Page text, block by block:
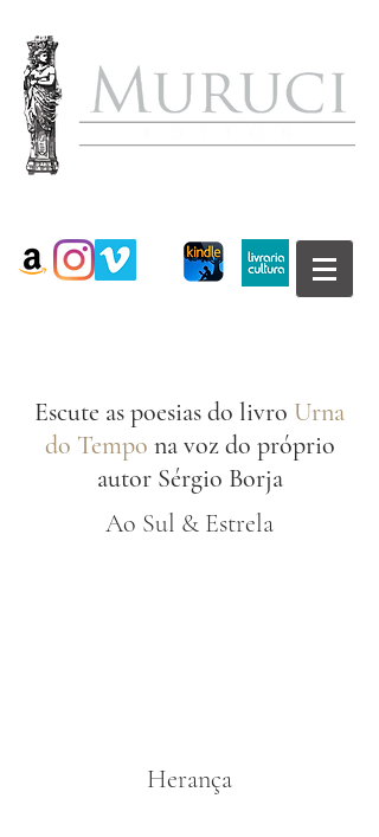
Escute as poesias do livro Urna
do Tempo na voz do próprio
autor Sérgio Borja
Ao Sul & Estrela
Herança